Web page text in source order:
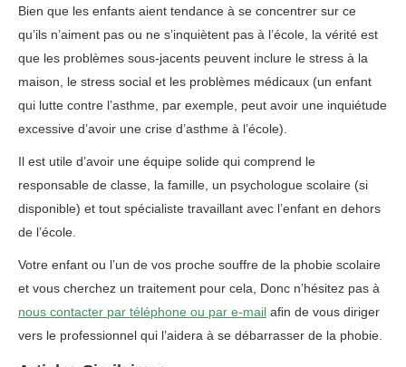
Bien que les enfants aient tendance à se concentrer sur ce
qu’ils n’aiment pas ou ne s’inquiètent pas à l’école, la vérité est
que les problèmes sous-jacents peuvent inclure le stress à la
maison, le stress social et les problèmes médicaux (un enfant
qui lutte contre l’asthme, par exemple, peut avoir une inquiétude
excessive d’avoir une crise d’asthme à l’école).
Il est utile d’avoir une équipe solide qui comprend le
responsable de classe, la famille, un psychologue scolaire (si
disponible) et tout spécialiste travaillant avec l’enfant en dehors
de l’école.
Votre enfant ou l’un de vos proche souffre de la phobie scolaire
et vous cherchez un traitement pour cela, Donc n’hésitez pas à
nous contacter par téléphone ou par e-mail afin de vous diriger
vers le professionnel qui l’aidera à se débarrasser de la phobie.